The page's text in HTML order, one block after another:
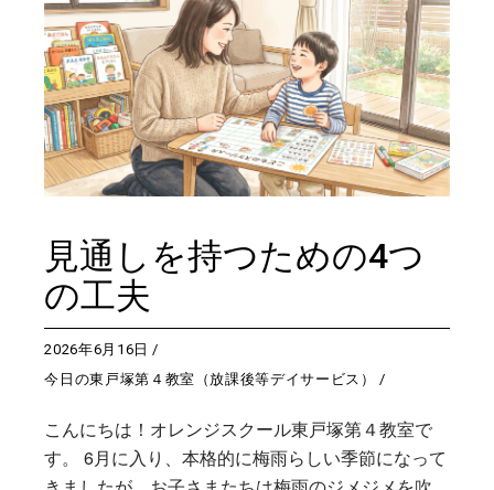
見通しを持つための4つ
の工夫
2026年6月16日
今日の東戸塚第４教室（放課後等デイサービス）
こんにちは！オレンジスクール東戸塚第４教室で
す。 6月に入り、本格的に梅雨らしい季節になって